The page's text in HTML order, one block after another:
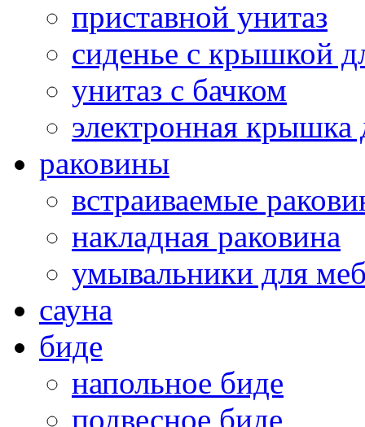
приставной унитаз
сиденье с крышкой
унитаз с бачком
электронная крышка
раковины
встраиваемые
накладная раковина
умывальники для
сауна
биде
напольное биде
подвесное биде